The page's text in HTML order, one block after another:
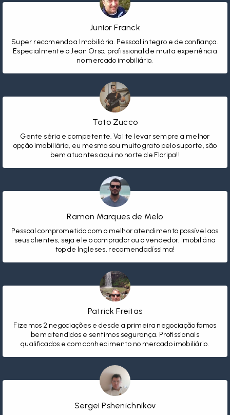
Junior Franck
Super recomendo a Imobiliária. Pessoal íntegro e de confiança.
Especialmente o Jean Orso, profissional de muita experiência
no mercado imobiliário.
Tato Zucco
Gente séria e competente. Vai te levar sempre a melhor
opção imobiliária, eu mesmo sou muito grato pelo suporte, são
bem atuantes aqui no norte de Floripa!!
Ramon Marques de Melo
Pessoal comprometido com o melhor atendimento possível aos
seus clientes, seja ele o comprador ou o vendedor. Imobiliária
top de Ingleses, recomendadíssima!
Patrick Freitas
Fizemos 2 negociações e desde a primeira negociação fomos
bem atendidos e sentimos segurança. Profissionais
qualificados e com conhecimento no mercado imobiliário.
Sergei Pshenichnikov